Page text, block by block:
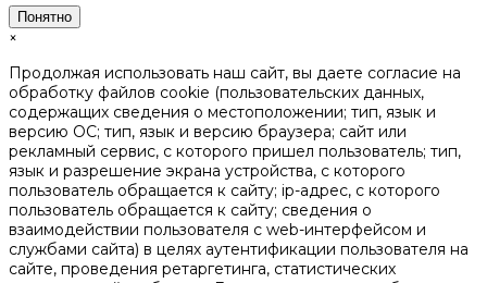
Понятно
×
Продолжая использовать наш сайт, вы даете согласие на
обработку файлов cookie (пользовательских данных,
содержащих сведения о местоположении; тип, язык и
версию ОС; тип, язык и версию браузера; сайт или
рекламный сервис, с которого пришел пользователь; тип,
язык и разрешение экрана устройства, с которого
пользователь обращается к сайту; ip-адрес, с которого
пользователь обращается к сайту; сведения о
взаимодействии пользователя с web-интерфейсом и
службами сайта) в целях аутентификации пользователя на
сайте, проведения ретаргетинга, статистических